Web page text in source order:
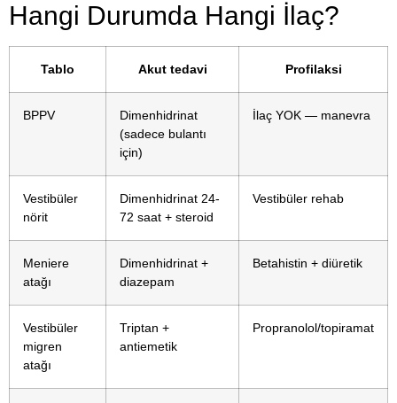
Hangi Durumda Hangi İlaç?
Tablo Akut tedavi Profilaksi
BPPV
Dimenhidrinat
(sadece bulantı
için)
İlaç YOK — manevra
Vestibüler
nörit
Dimenhidrinat 24-
72 saat + steroid
Vestibüler rehab
Meniere
atağı
Dimenhidrinat +
diazepam
Betahistin + diüretik
Vestibüler
migren
atağı
Triptan +
antiemetik
Propranolol/topiramat